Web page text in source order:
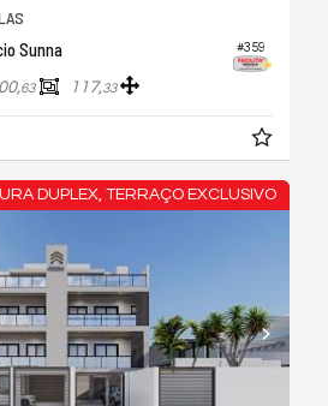
#359
Sunna
63 117,33
DUPLEX, TERRAÇO EXCLUSIVO